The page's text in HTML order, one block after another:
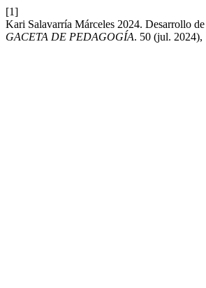
[1]
Kari Salavarría Márceles 2024. Desarrollo
GACETA DE PEDAGOGÍA. 50 (jul. 2024),